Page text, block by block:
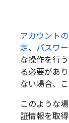
アカウント
定、 パスワ
な操作を行
る必要があ
ない場合、
このような
証情報を取